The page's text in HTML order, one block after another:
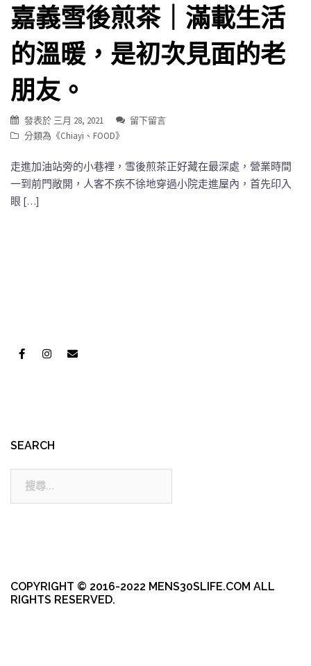
嘉義雪後煎茶｜滿載生活
的溫暖，是初次見面的老
朋友。
發表於 三月 28, 2021
留下留言
分類為《Chiayi 、 FOOD》
走進加油站旁的小巷裡，雪後煎茶正好藏在最深處，營業時間
一到前門敞開，人客不疾不徐地穿過小院走進屋內，首先印入
眼 […]
SEARCH
COPYRIGHT © 2016-2022 MENS30SLIFE.COM ALL
RIGHTS RESERVED.